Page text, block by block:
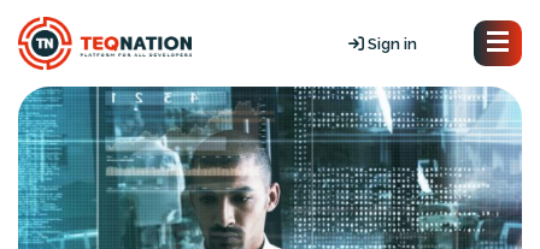
Sign in